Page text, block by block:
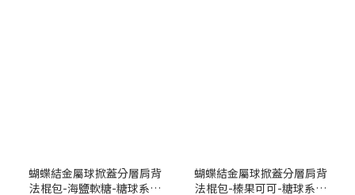
蝴蝶結金屬球掀蓋分層肩背
法棍包-海鹽軟糖-糖球系列
蝴蝶結金屬球掀蓋分層肩背
法棍包-榛果可可-糖球系列